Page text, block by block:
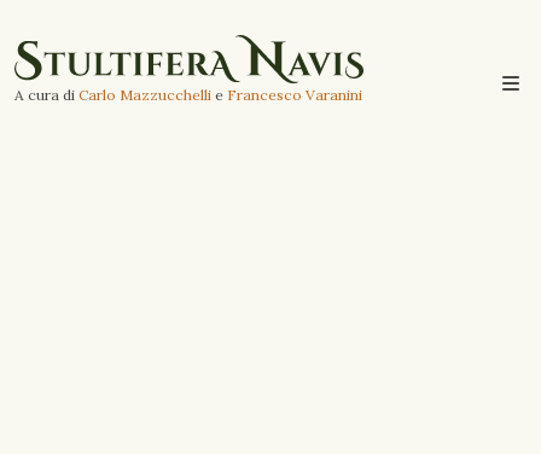
A cura di Carlo Mazzucchelli e Francesco Varanini